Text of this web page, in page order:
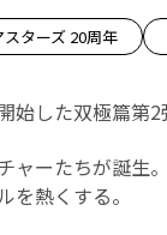
ターズ 20周年
した双極篇第2
ャーたちが誕生
熱くする。